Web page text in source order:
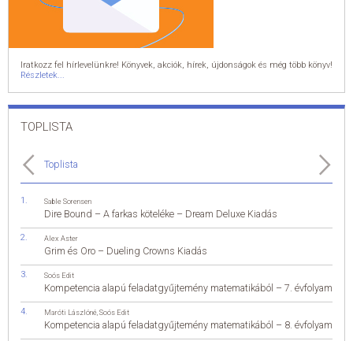
Iratkozz fel hírlevelünkre! Könyvek, akciók, hírek, újdonságok és még több könyv!
Részletek...
TOPLISTA
Toplista
Sable Sorensen
Dire Bound – A farkas köteléke – Dream Deluxe Kiadás
Alex Aster
Grim és Oro – Dueling Crowns Kiadás
Soós Edit
Kompetencia alapú feladatgyűjtemény matematikából – 7. évfolyam
Maróti Lászlóné Soós Edit
Kompetencia alapú feladatgyűjtemény matematikából – 8. évfolyam